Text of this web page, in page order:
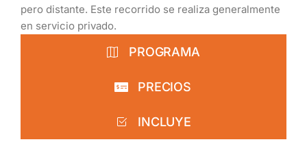
pero distante. Este recorrido se realiza generalmente
en servicio privado.
PROGRAMA
PRECIOS
INCLUYE